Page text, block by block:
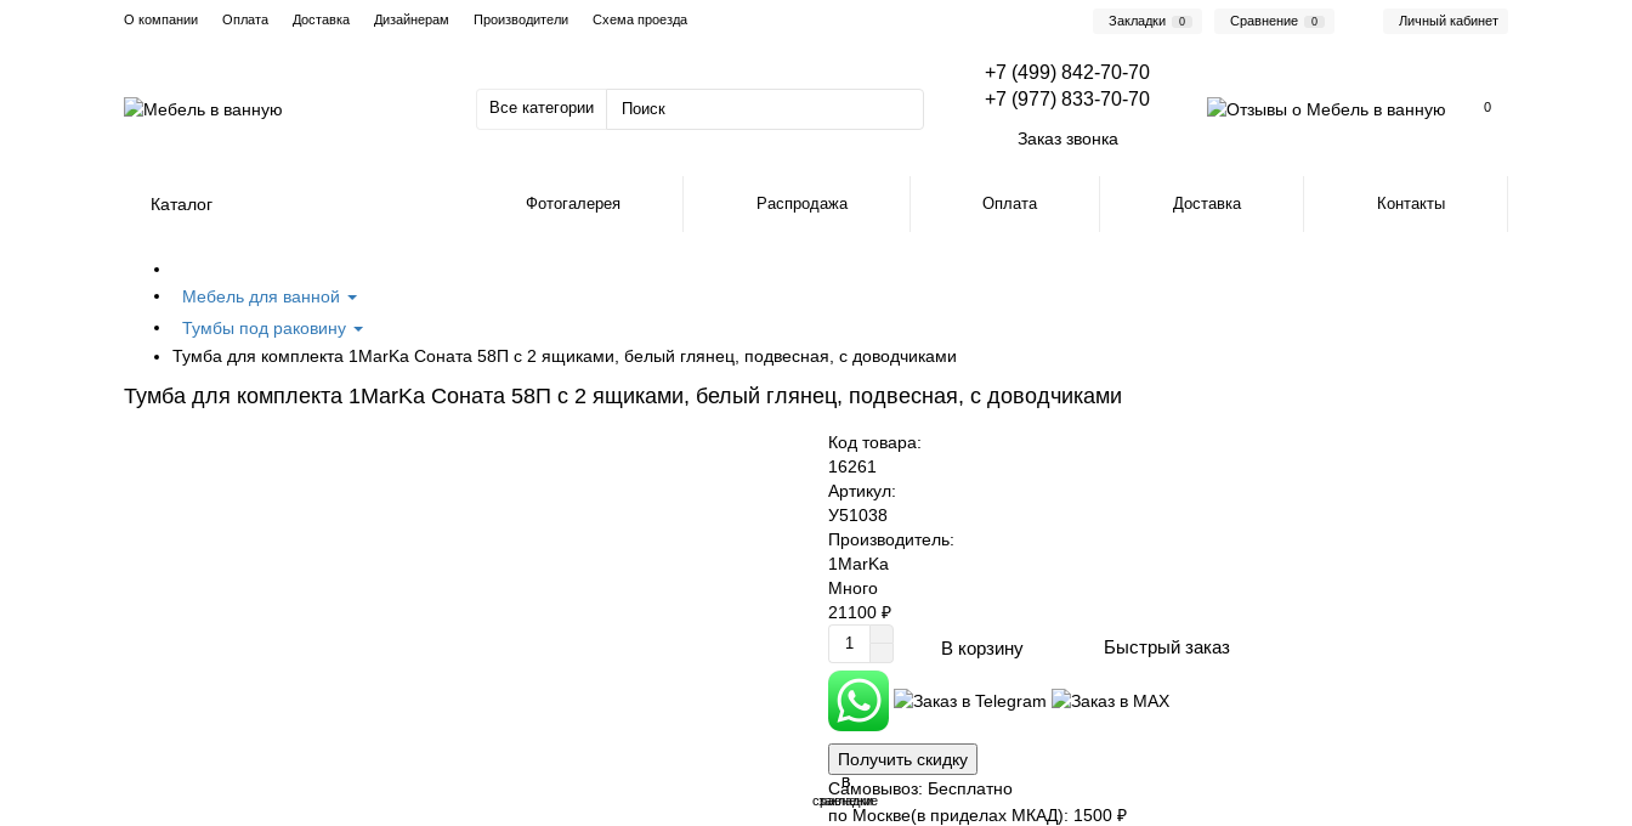
О компании Оплата Доставка Дизайнерам Производители Схема проезда Закладки 0 Сравнение 0 Личный кабинет
Все категории
+7 (499) 842-70-70
+7 (977) 833-70-70
Заказ звонка
0
Каталог Фотогалерея Распродажа Оплата Доставка Контакты
Мебель для ванной
Тумбы под раковину
Тумба для комплекта 1MarKa Соната 58П с 2 ящиками, белый глянец, подвесная, с доводчиками
Тумба для комплекта 1MarKa Соната 58П с 2 ящиками, белый глянец, подвесная, с доводчиками
Код товара:
16261
Артикул:
У51038
Производитель:
1MarKa
Много
21100 ₽
В корзину Быстрый заказ
Получить скидку
В
закладки
В
сравнение
Самовывоз: Бесплатно
по Москве(в приделах МКАД): 1500 ₽